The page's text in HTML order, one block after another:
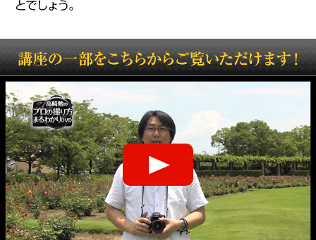
講座の一部をこちらからご覧いただけます！